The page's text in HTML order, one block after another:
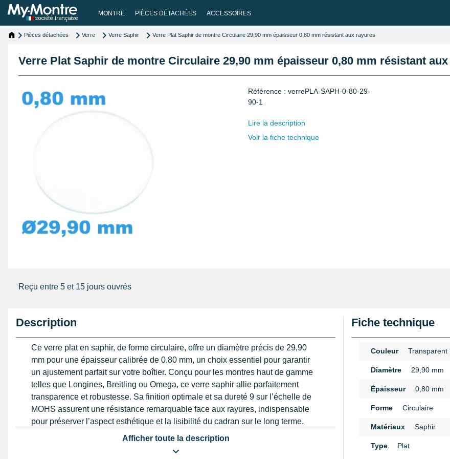
MONTRE PIÈCES DÉTACHÉES ACCESSOIRES
Pièces détachées Verre Verre Saphir Verre Plat Saphir de montre Circulaire 29,90 mm épaisseur 0,80 mm résistant aux rayures
Verre Plat Saphir de montre Circulaire 29,90 mm épaisseur 0,80 mm résistant
Référence : verrePLA-SAPH-0-80-29-
90-1
Lire la description
Voir la fiche technique
Reçu entre 5 et 15 jours ouvrés
Description
Ce verre plat en saphir, de forme circulaire, offre un diamètre précis de 29,90
mm pour une épaisseur calibrée de 0,80 mm, un choix essentiel pour garantir
un ajustement parfait sur votre boîtier. Conçu pour les montres haut de gamme
telles que Longines, Breitling ou Omega, ce verre saphir allie parfaitement
transparence et robustesse. Sa finition optimale et sa dureté 9 sur l’échelle de
MOHS assurent une résistance remarquable face aux rayures, indispensable
pour préserver l’aspect esthétique et la lisibilité du cadran sur le long terme.
La précision dans la mesure du diamètre est primordiale : un léger écart pourrait
compromettre l’étanchéité et la tenue du verre, source fréquente de
Afficher toute la description
Fiche technique
Couleur Transparent
Diamètre 29,90 mm
Épaisseur 0,80 mm
Forme Circulaire
Matériaux Saphir
Type Plat